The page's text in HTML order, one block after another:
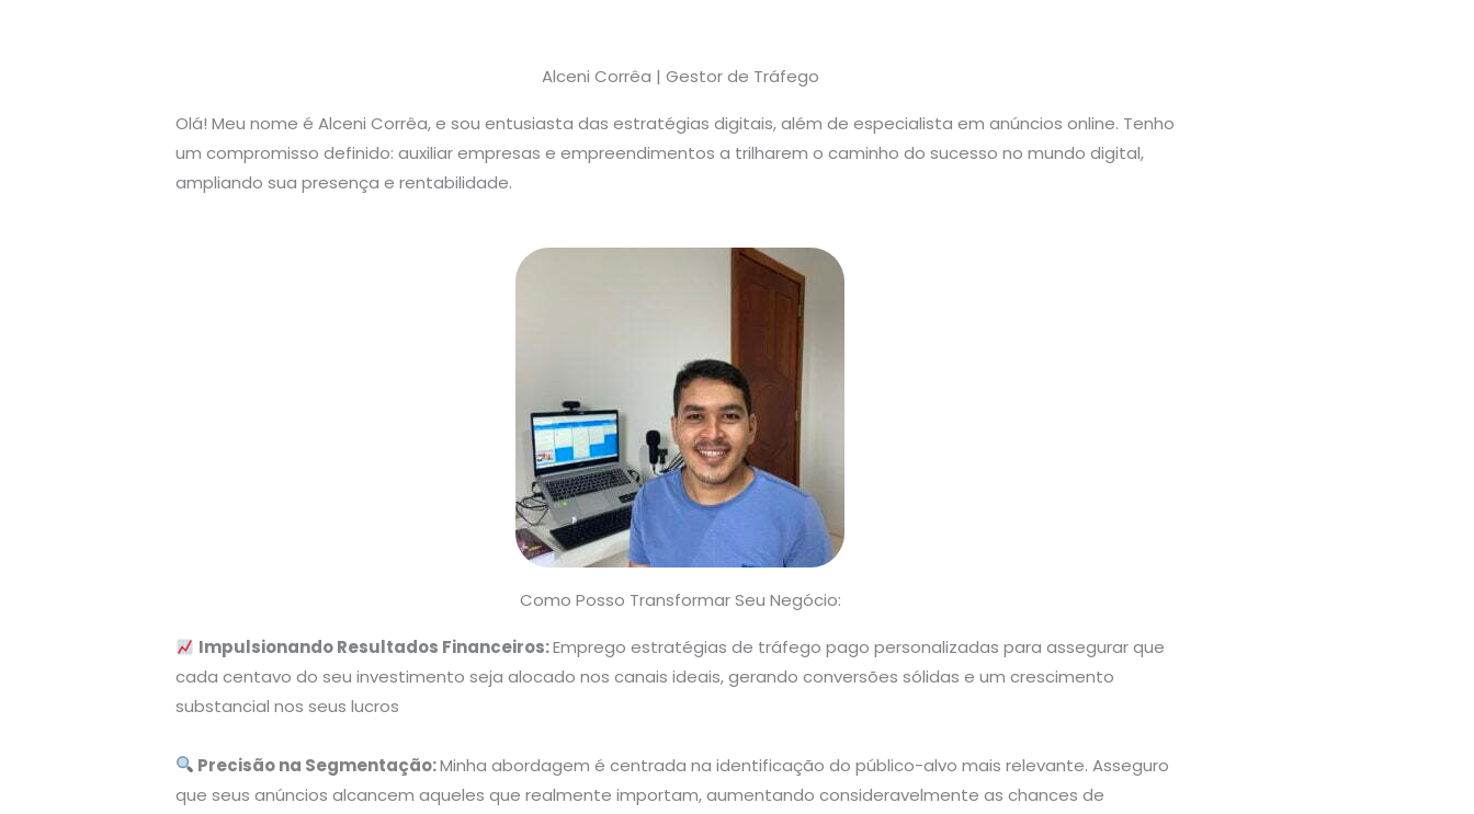
Alceni Corrêa | Gestor de Tráfego
Olá! Meu nome é Alceni Corrêa, e sou entusiasta das estratégias digitais, além de especialista em anúncios online. Tenho
um compromisso definido: auxiliar empresas e empreendimentos a trilharem o caminho do sucesso no mundo digital,
ampliando sua presença e rentabilidade.
Como Posso Transformar Seu Negócio:
Impulsionando Resultados Financeiros:Emprego estratégias de tráfego pago personalizadas para assegurar que
cada centavo do seu investimento seja alocado nos canais ideais, gerando conversões sólidas e um crescimento
substancial nos seus lucros
Precisão na Segmentação:Minha abordagem é centrada na identificação do público-alvo mais relevante. Asseguro
que seus anúncios alcancem aqueles que realmente importam, aumentando consideravelmente as chances de